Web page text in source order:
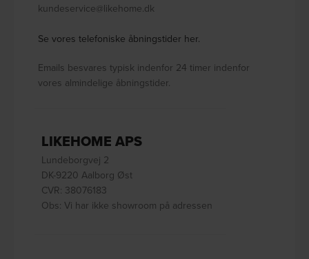
kundeservice@likehome.dk
Se vores telefoniske åbningstider her.
Emails besvares typisk indenfor 24 timer indenfor
vores almindelige åbningstider.
LIKEHOME APS
Lundeborgvej 2
DK-9220 Aalborg Øst
CVR: 38076183
Obs: Vi har ikke showroom på adressen